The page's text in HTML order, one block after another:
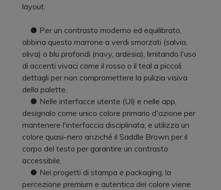
layout.
● Per un contrasto moderno ed equilibrato,
abbina questo marrone a verdi smorzati (salvia,
oliva) o blu profondi (navy, ardesia), limitando l'uso
di accenti vivaci come il rosso o il teal a piccoli
dettagli per non compromettere la pulizia visiva
della palette.
● Nelle interfacce utente (UI) e nelle app,
designalo come unico colore primario d'azione per
mantenere l'interfaccia disciplinata, e utilizza un
colore quasi-nero anziché il Saddle Brown per il
corpo del testo per garantire un contrasto
accessibile.
● Nei progetti di stampa e packaging, la
percezione premium e autentica del colore viene